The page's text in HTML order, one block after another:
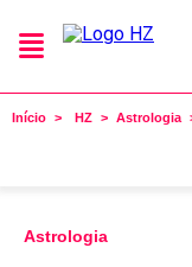
Início HZ Astrologia
Astrologia